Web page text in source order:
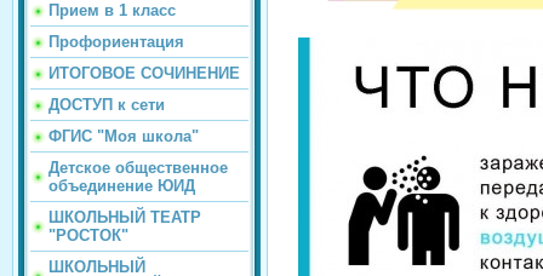
Прием в 1 класс
Профориентация
ИТОГОВОЕ СОЧИНЕНИЕ
ДОСТУП к сети
ФГИС "Моя школа"
Детское общественное
объединение ЮИД
ШКОЛЬНЫЙ ТЕАТР
"РОСТОК"
ШКОЛЬНЫЙ